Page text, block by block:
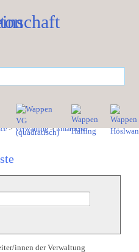
>Verwaltung>Mitarbeiter
innen der Verwaltung